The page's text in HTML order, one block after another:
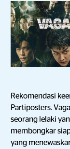
Rekomendasi
Partiposters.
seorang lelaki
membongkar
yang